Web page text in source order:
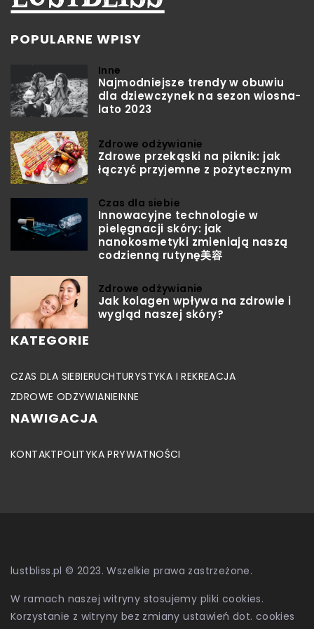
POPULARNE WPISY
Inne
Najmodniejsze trendy w obuwiu
dla dziewczynek na sezon wiosna-
lato 2023
Zdrowe odżywianie
Zdrowe przekąski na piknik: jak
łączyć przyjemne z pożytecznym
Czas dla siebie
Innowacyjne technologie w
pielęgnacji skóry: jak
nanokosmetyki zmieniają naszą
codzienną rutynę美容
Zdrowe odżywianie
Jak kolagen wpływa na zdrowie i
wygląd naszej skóry?
KATEGORIE
CZAS DLA SIEBIERUCHTURYSTYKA I REKREACJA
ZDROWE ODŻYWIANIEINNE
NAWIGACJA
KONTAKTPOLITYKA PRYWATNOŚCI
lustbliss.pl © 2023. Wszelkie prawa zastrzeżone.
W ramach naszej witryny stosujemy pliki cookies.
Korzystanie z witryny bez zmiany ustawień dot. cookies